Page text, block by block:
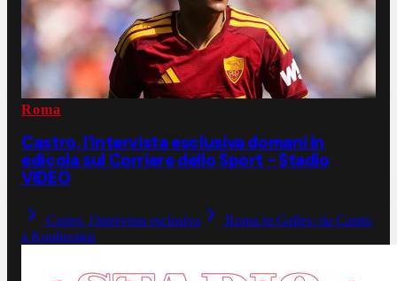
Roma
Castro, l'intervista esclusiva domani in
edicola sul Corriere dello Sport - Stadio
VIDEO
Castro, l'intervista esclusiva
Roma in Galles: da Castro
a Koulierakis